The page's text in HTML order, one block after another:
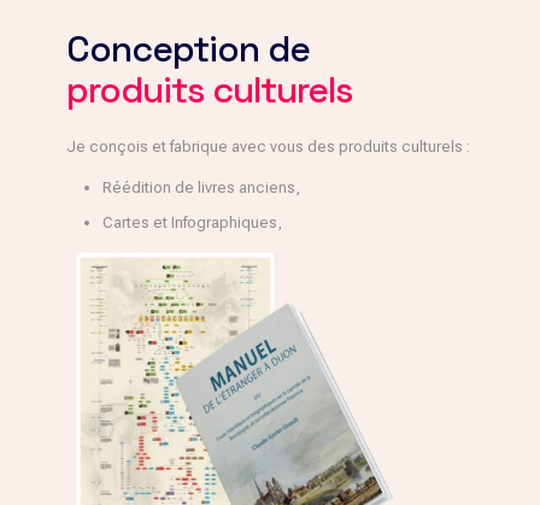
Conception de
produits culturels
Je conçois et fabrique avec vous des produits culturels :
Réédition de livres anciens,
Cartes et Infographiques,
Financement et Fabrication